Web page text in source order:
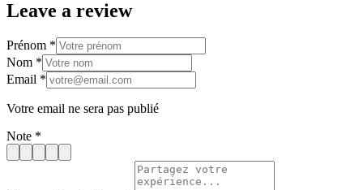
Leave a review
Prénom *
Nom *
Email *
Votre email ne sera pas publié
Note *